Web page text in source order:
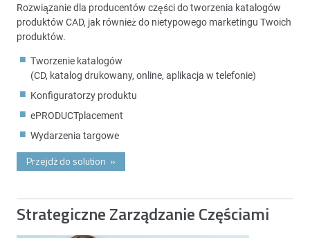
Rozwiązanie dla producentów części do tworzenia katalogów
produktów CAD, jak również do nietypowego marketingu Twoich
produktów.
Tworzenie katalogów
(CD, katalog drukowany, online, aplikacja w telefonie)
Konfiguratorzy produktu
ePRODUCTplacement
Wydarzenia targowe
Przejdż do solution »
Strategiczne Zarządzanie Częściami